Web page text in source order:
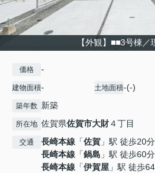
【外観】■■3号棟／
価格 -
建物面積- 土地面積-(-)
築年数 新築
所在地 佐賀県佐賀市大財４丁目
交通 長崎本線 「佐賀 」駅 徒歩20分
長崎本線 「鍋島 」駅 徒歩60分
長崎本線 「伊賀屋 」駅 徒歩